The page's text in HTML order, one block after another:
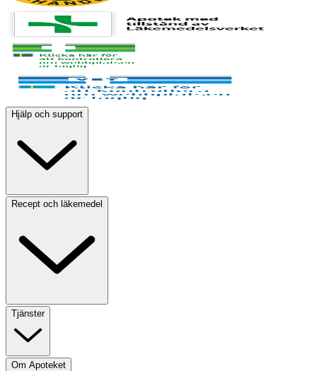
Hjälp och support
Recept och läkemedel
Tjänster
Om Apoteket